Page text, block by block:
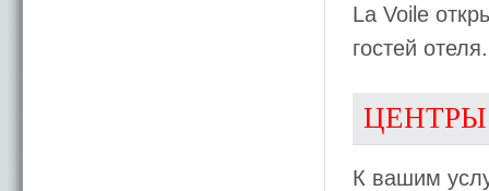
La Voile
гостей отеля.
К вашим